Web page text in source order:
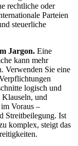
rechtliche oder
Parteien
steuerliche
Jargon. Eine
kann mehr
Verwenden Sie eine
logisch und
Klauseln, und
Voraus –
Streitbeilegung. Ist
komplex, steigt das